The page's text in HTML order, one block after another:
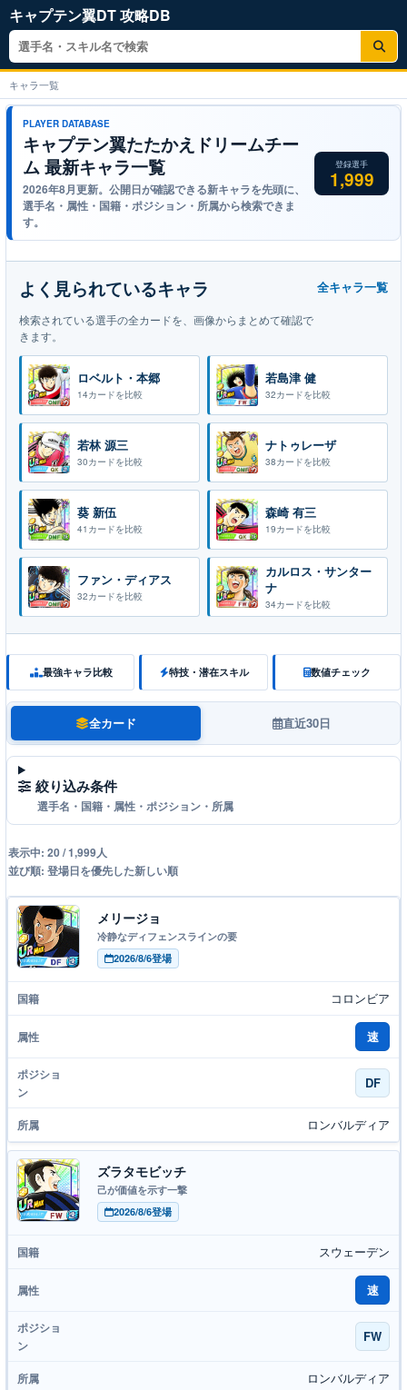
サ
イ
ト
キャラ一覧
PLAYER DATABASE
キャプテン翼たたかえドリームチー
ム 最新キャラ一覧
2026年8月更新。公開日が確認できる新キャラを先頭に、
選手名・属性・国籍・ポジション・所属から検索できま
す。
登録選手
1,999
よく見られているキャラ
検索されている選手の全カードを、画像からまとめて確認で
きます。
全キャラ一覧
ロベルト・本郷
14カードを比較
若島津 健
32カードを比較
若林 源三
30カードを比較
ナトゥレーザ
38カードを比較
葵 新伍
41カードを比較
森崎 有三
19カードを比較
ファン・ディアス
32カードを比較
カルロス・サンター
ナ
34カードを比較
最強キャラ比較 特技・潜在スキル 数値チェック
全カード 直近30日
絞り込み条件
選手名・国籍・属性・ポジション・所属
表示中: 20 / 1,999人
並び順: 登場日を優先した新しい順
メリージョ
冷静なディフェンスラインの要
2026/8/6登場
コロンビア
速
DF
ロンバルディア
ズラタモビッチ
己が価値を示す一撃
2026/8/6登場
スウェーデン
速
FW
ロンバルディア